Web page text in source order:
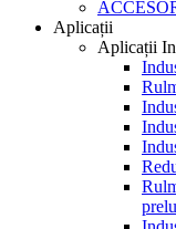
Aplicații
Aplicații